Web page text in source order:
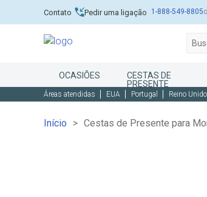
Contato Pedir uma ligação 1-888-549-8805
OCASIÕES
CESTAS DE
PRESENTE
Áreas atendidas EUA Portugal Reino Unido
Início Cestas de Presente para